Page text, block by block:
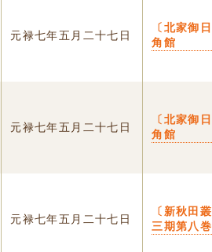
元禄七年五月二十七日
〔北家御
角館
元禄七年五月二十七日
〔北家御
角館
元禄七年五月二十七日
〔新秋田
三期第八